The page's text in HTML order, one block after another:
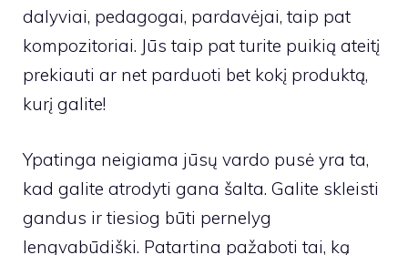
dalyviai, pedagogai, pardavėjai, taip pat
kompozitoriai. Jūs taip pat turite puikią ateitį
prekiauti ar net parduoti bet kokį produktą,
kurį galite!
Ypatinga neigiama jūsų vardo pusė yra ta,
kad galite atrodyti gana šalta. Galite skleisti
gandus ir tiesiog būti pernelyg
lengvabūdiški. Patartina pažaboti tai, ką